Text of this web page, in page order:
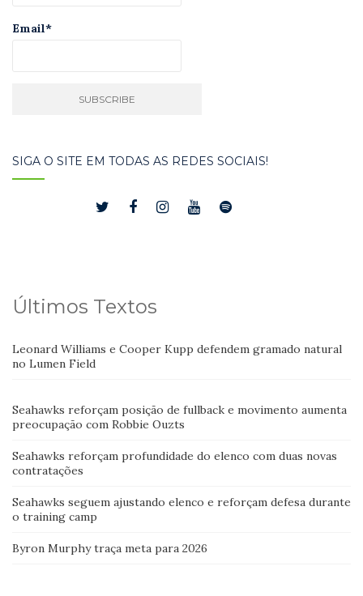
Email*
SIGA O SITE EM TODAS AS REDES SOCIAIS!
Últimos Textos
Leonard Williams e Cooper Kupp defendem gramado natural
no Lumen Field
Seahawks reforçam posição de fullback e movimento aumenta
preocupação com Robbie Ouzts
Seahawks reforçam profundidade do elenco com duas novas
contratações
Seahawks seguem ajustando elenco e reforçam defesa durante
o training camp
Byron Murphy traça meta para 2026